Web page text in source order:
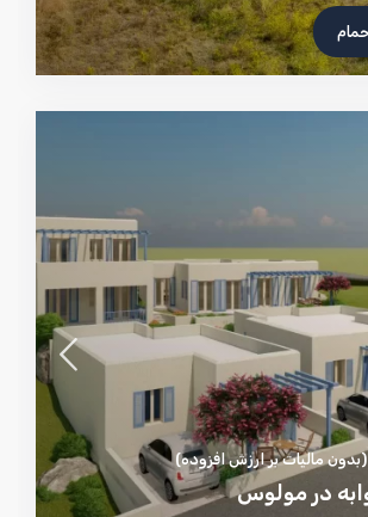
(بدون مالیات بر ارزش افزوده)